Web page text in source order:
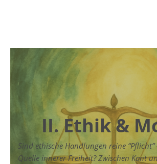
II. Ethik &
Sind ethische Handlungen reine
Quelle innerer Freiheit? Zwischen Kant